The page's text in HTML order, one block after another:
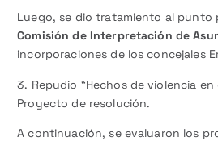
Luego, se dio tratamiento al punto
Comisión de Interpretación de
incorporaciones de los concejales
3. Repudio “Hechos de violencia en
Proyecto de resolución.
A continuación, se evaluaron los